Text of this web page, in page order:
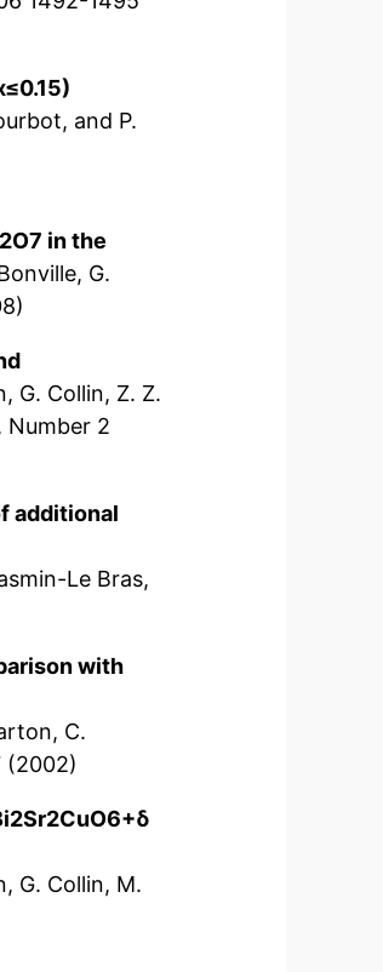
and P.
in the
G.
G. Collin, Z. Z.
Number 2
additional
Le Bras,
with
C.
(2002)
G. Collin, M.